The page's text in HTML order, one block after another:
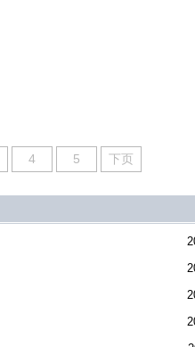
4 5 下页